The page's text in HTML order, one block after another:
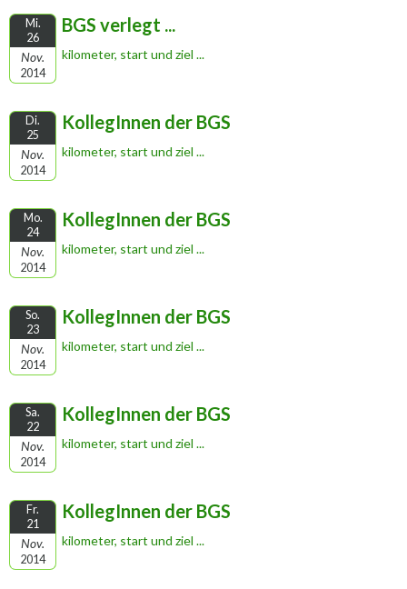
Mi.
26
Nov.
2014
BGS verlegt ...
kilometer, start und ziel ...
Di.
25
Nov.
2014
KollegInnen der BGS
kilometer, start und ziel ...
Mo.
24
Nov.
2014
KollegInnen der BGS
kilometer, start und ziel ...
So.
23
Nov.
2014
KollegInnen der BGS
kilometer, start und ziel ...
Sa.
22
Nov.
2014
KollegInnen der BGS
kilometer, start und ziel ...
Fr.
21
Nov.
2014
KollegInnen der BGS
kilometer, start und ziel ...